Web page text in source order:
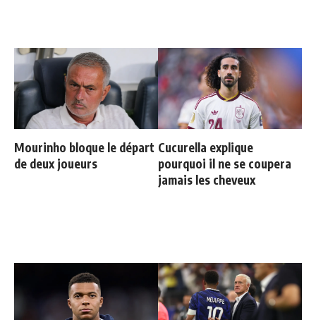
Mourinho bloque le départ
de deux joueurs
Cucurella explique
pourquoi il ne se coupera
jamais les cheveux